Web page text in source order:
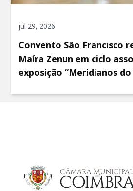
jul 29, 2026
Convento São Francisco
Maíra Zenun em ciclo
exposição “Meridianos